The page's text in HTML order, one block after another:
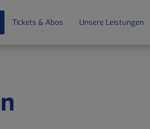
Tickets & Abos Unsere Leistungen